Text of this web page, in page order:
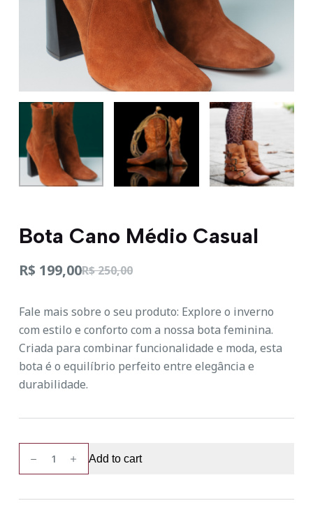
Bota Cano Médio Casual
R$250,00
R$ 199,00
Fale mais sobre o seu produto: Explore o inverno
com estilo e conforto com a nossa bota feminina.
Criada para combinar funcionalidade e moda, esta
bota é o equilíbrio perfeito entre elegância e
durabilidade.
Casual
Add to cart